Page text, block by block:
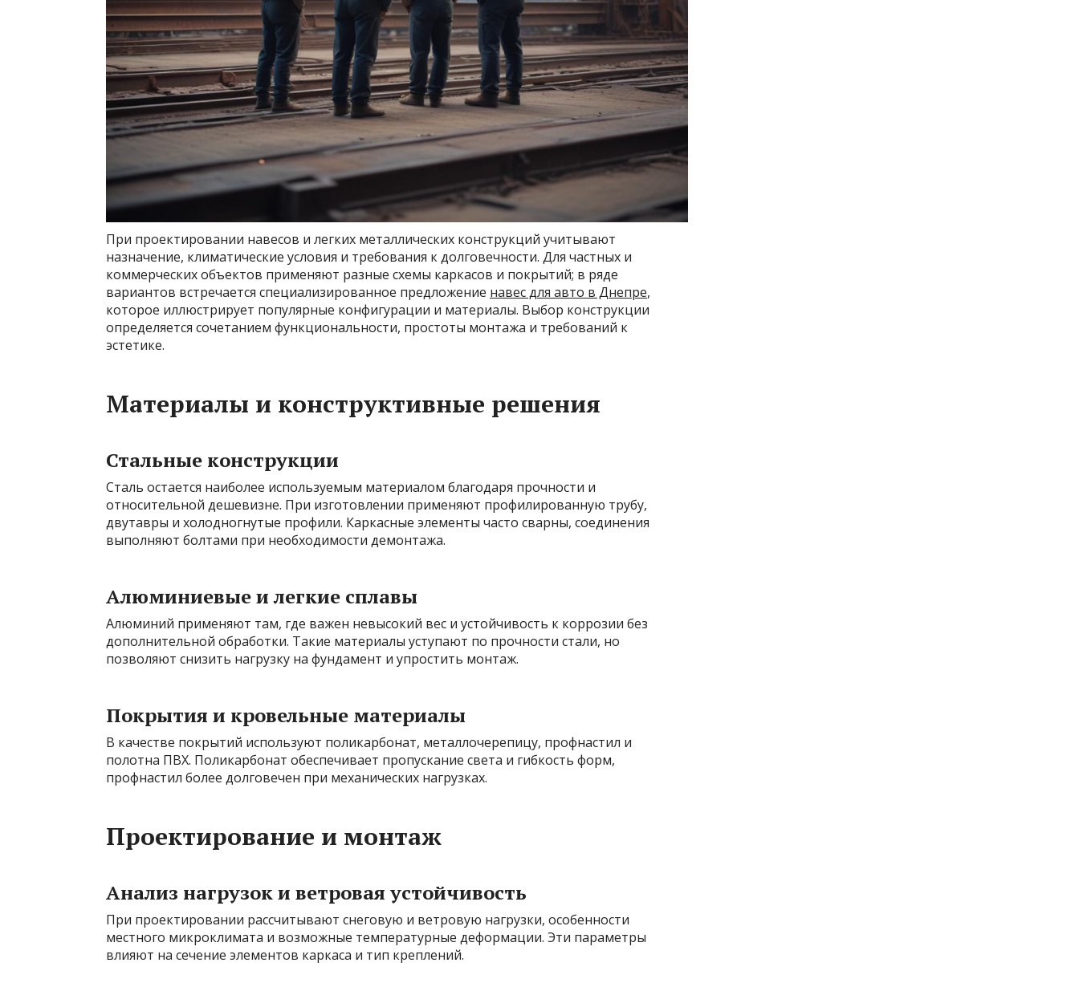
При проектировании навесов и легких металлических конструкций учитывают
назначение, климатические условия и требования к долговечности. Для частных и
коммерческих объектов применяют разные схемы каркасов и покрытий; в ряде
вариантов встречается специализированное предложение навес для авто в Днепре,
которое иллюстрирует популярные конфигурации и материалы. Выбор конструкции
определяется сочетанием функциональности, простоты монтажа и требований к
эстетике.
Материалы и конструктивные решения
Стальные конструкции
Сталь остается наиболее используемым материалом благодаря прочности и
относительной дешевизне. При изготовлении применяют профилированную трубу,
двутавры и холодногнутые профили. Каркасные элементы часто сварны, соединения
выполняют болтами при необходимости демонтажа.
Алюминиевые и легкие сплавы
Алюминий применяют там, где важен невысокий вес и устойчивость к коррозии без
дополнительной обработки. Такие материалы уступают по прочности стали, но
позволяют снизить нагрузку на фундамент и упростить монтаж.
Покрытия и кровельные материалы
В качестве покрытий используют поликарбонат, металлочерепицу, профнастил и
полотна ПВХ. Поликарбонат обеспечивает пропускание света и гибкость форм,
профнастил более долговечен при механических нагрузках.
Проектирование и монтаж
Анализ нагрузок и ветровая устойчивость
При проектировании рассчитывают снеговую и ветровую нагрузки, особенности
местного микроклимата и возможные температурные деформации. Эти параметры
влияют на сечение элементов каркаса и тип креплений.